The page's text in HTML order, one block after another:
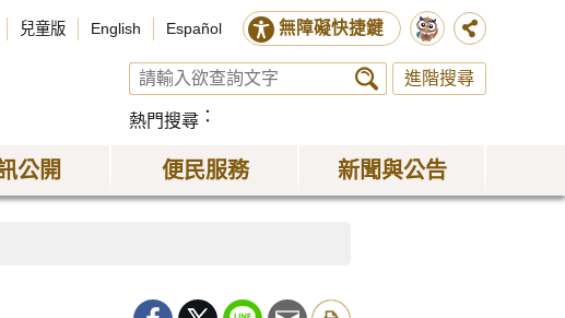
兒童版 English Español 無障礙快捷鍵
進階搜尋
熱門搜尋
公開 便民服務 新聞與公告